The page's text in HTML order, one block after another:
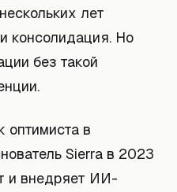
лет
консолидация. Но
без такой
оптимиста в
Sierra в 2023
и внедряет ИИ-